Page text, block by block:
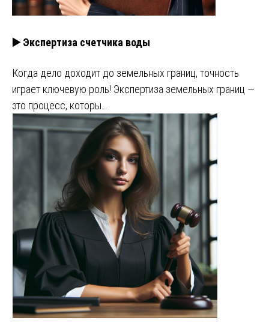
▶️ Экспертиза счетчика воды
Когда дело доходит до земельных границ, точность
играет ключевую роль! Экспертиза земельных границ —
это процесс, которы…